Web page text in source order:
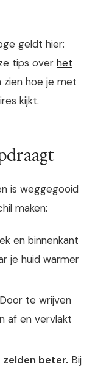
geldt hier:
tips over het
zien hoe je met
kijkt.
is weggegooid
maken:
en binnenkant
je huid warmer
Door te wrijven
af en vervlakt
beter. Bij